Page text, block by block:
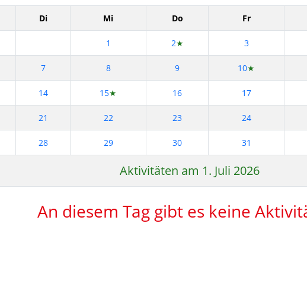
Di Mi Do Fr
1 2★ 3
7 8 9 10★
14 15★ 16 17
21 22 23 24
28 29 30 31
Aktivitäten am 1. Juli 2026
An diesem Tag gibt es keine